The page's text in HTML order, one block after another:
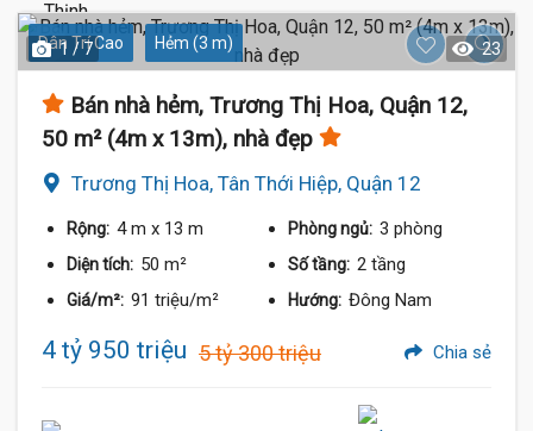
Dân Trí Cao Hẻm (3 m)
1 / 7 23
Bán nhà hẻm, Trương Thị Hoa, Quận 12,
50 m² (4m x 13m), nhà đẹp
Trương Thị Hoa, Tân Thới Hiệp, Quận 12
Rộng: 4 m x 13 m Phòng ngủ: 3 phòng
Diện tích: 50 m² Số tầng: 2 tầng
Giá/m²: 91 triệu/m² Hướng: Đông Nam
4 tỷ 950 triệu 5 tỷ 300 triệu Chia sẻ